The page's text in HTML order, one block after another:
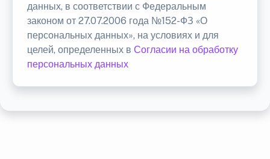
данных, в соответствии с Федеральным
законом от 27.07.2006 года №152-ФЗ «О
персональных данных», на условиях и для
целей, определенных в Согласии на обработку
персональных данных